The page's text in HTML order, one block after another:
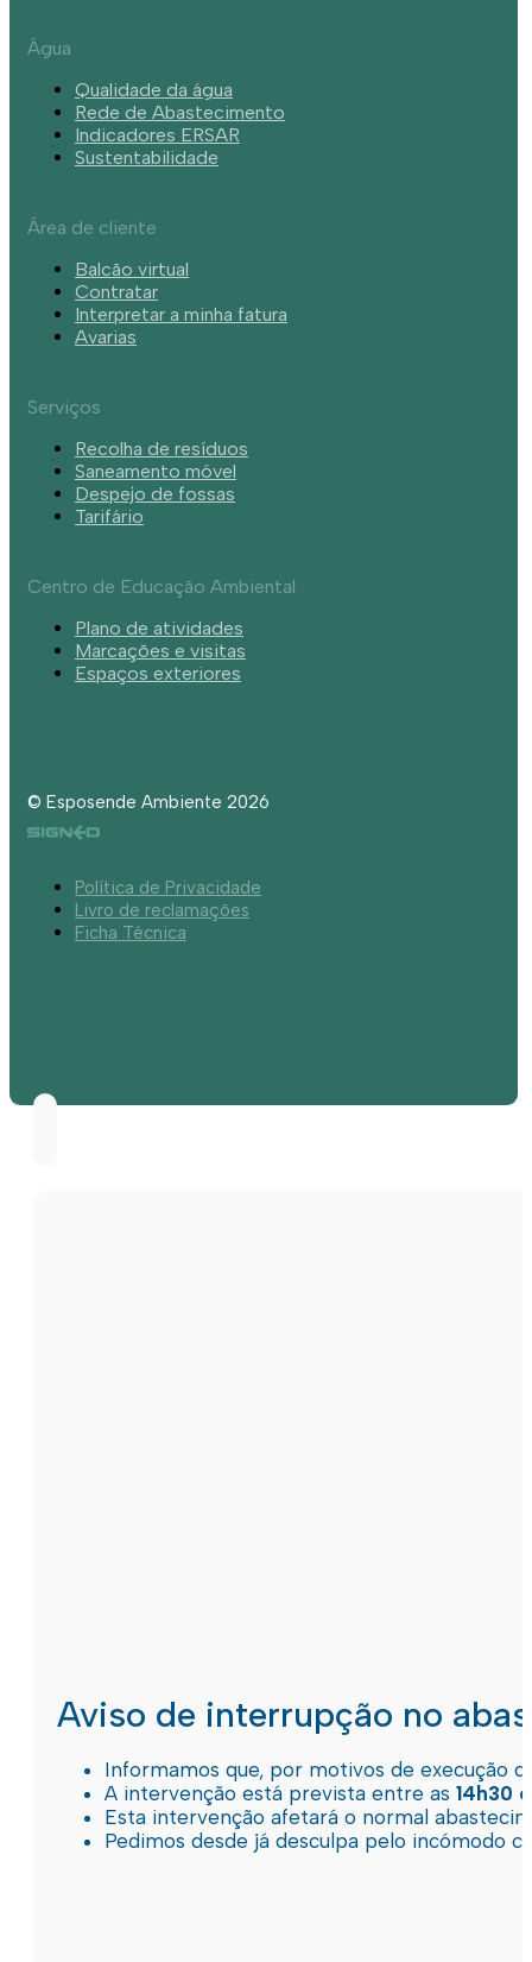
Água
Qualidade da água
Rede de Abastecimento
Indicadores ERSAR
Sustentabilidade
Área de cliente
Balcão virtual
Contratar
Interpretar a minha fatura
Avarias
Serviços
Recolha de resíduos
Saneamento móvel
Despejo de fossas
Tarifário
Centro de Educação Ambiental
Plano de atividades
Marcações e visitas
Espaços exteriores
© Esposende Ambiente 2026
Política de Privacidade
Livro de reclamações
Ficha Técnica
Aviso de interrupção no
Informamos que, por motivos de execução
A intervenção está prevista entre as 14h30
Esta intervenção afetará o normal
Pedimos desde já desculpa pelo incómodo